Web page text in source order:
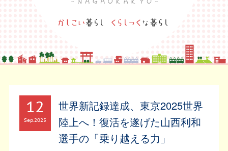
12
Sep2025
世界新記録達成、東京2025世界
陸上へ！復活を遂げた山西利和
選手の「乗り越える力」